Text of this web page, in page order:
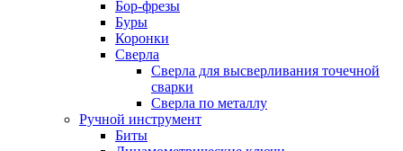
Бор-фрезы
Буры
Коронки
Сверла
Сверла для высверливания точечной
сварки
Сверла по металлу
Ручной инструмент
Биты